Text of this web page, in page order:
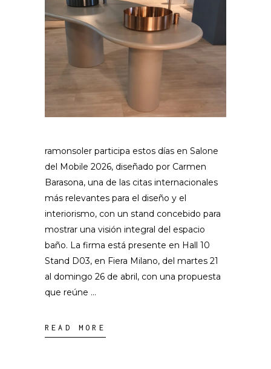
ramonsoler participa estos días en Salone
del Mobile 2026, diseñado por Carmen
Barasona, una de las citas internacionales
más relevantes para el diseño y el
interiorismo, con un stand concebido para
mostrar una visión integral del espacio
baño. La firma está presente en Hall 10
Stand D03, en Fiera Milano, del martes 21
al domingo 26 de abril, con una propuesta
que reúne
READ MORE